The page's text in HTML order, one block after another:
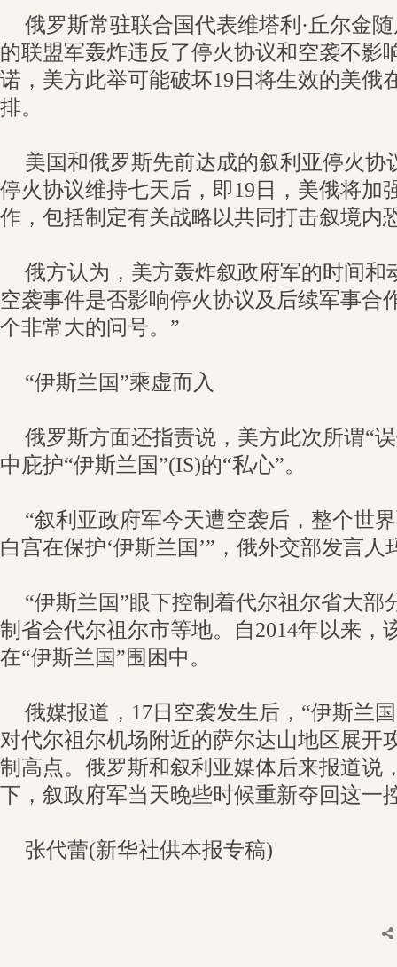
俄罗斯常驻联合国代表维塔利·丘尔金
的联盟军轰炸违反了停火协议和空袭不影
诺，美方此举可能破坏19日将生效的美俄
排。
美国和俄罗斯先前达成的叙利亚停火协
停火协议维持七天后，即19日，美俄将加
作，包括制定有关战略以共同打击叙境内
俄方认为，美方轰炸叙政府军的时间和
空袭事件是否影响停火协议及后续军事合
个非常大的问号。”
“伊斯兰国”乘虚而入
俄罗斯方面还指责说，美方此次所谓“
中庇护“伊斯兰国”(IS)的“私心”。
“叙利亚政府军今天遭空袭后，整个世
白宫在保护‘伊斯兰国’”，俄外交部发言人
“伊斯兰国”眼下控制着代尔祖尔省大部
制省会代尔祖尔市等地。自2014年以来，
在“伊斯兰国”围困中。
俄媒报道，17日空袭发生后，“伊斯兰
对代尔祖尔机场附近的萨尔达山地区展开
制高点。俄罗斯和叙利亚媒体后来报道说
下，叙政府军当天晚些时候重新夺回这一
张代蕾(新华社供本报专稿)